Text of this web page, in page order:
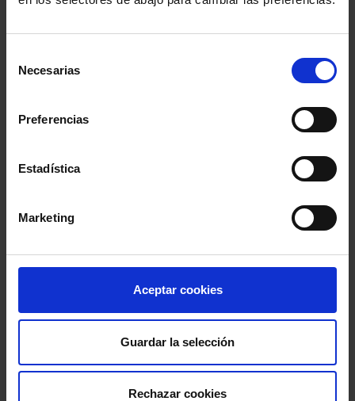
Necesarias
Preferencias
Estadística
Marketing
Aceptar cookies
Guardar la selección
Rechazar cookies
Información del evento
Schultz 5, Oviedo, Asturias, 33003, España
Fin: 24 octubre 2025 - 13:30h